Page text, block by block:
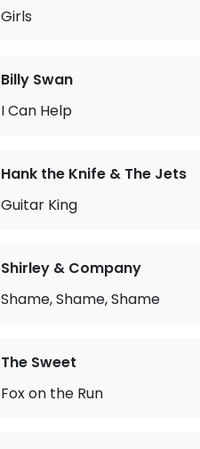
Girls
Billy Swan
I Can Help
Hank the Knife & The Jets
Guitar King
Shirley & Company
Shame, Shame, Shame
The Sweet
Fox on the Run